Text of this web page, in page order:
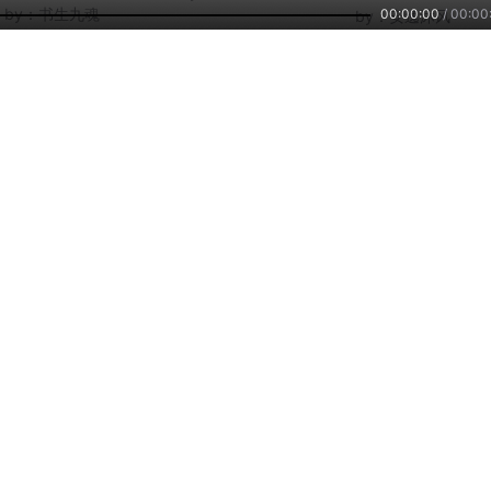
by：书生九魂
统|颠覆西游
by：安逸沐风
00:00:00/